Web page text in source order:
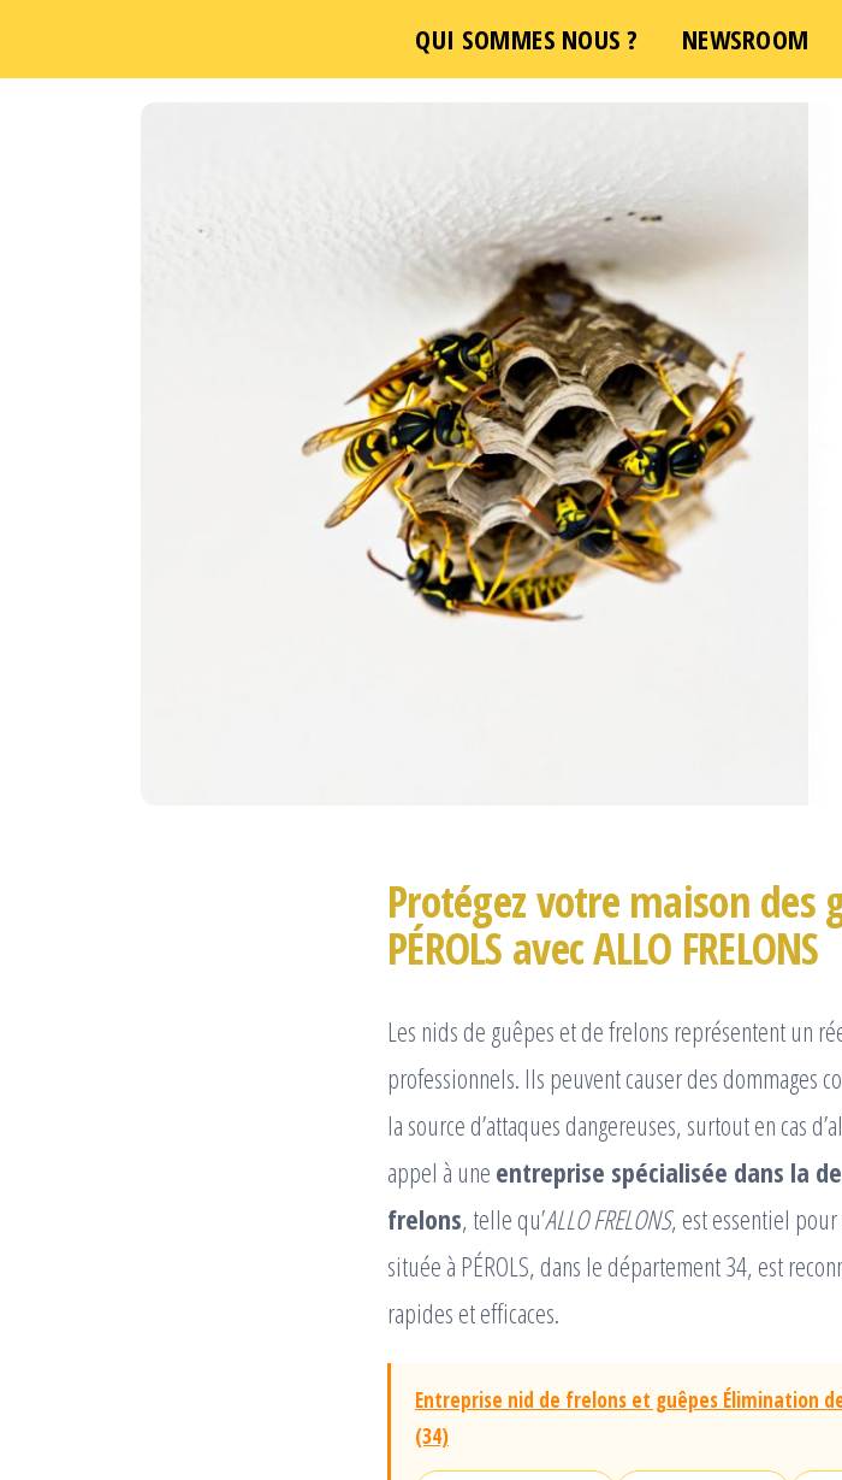
QUI SOMMES NOUS ? NEWSROOM
Passer
Protégez votre maison des
PÉROLS avec ALLO FRELONS
Les nids de guêpes et de frelons représentent un
professionnels. Ils peuvent causer des dommages
la source d’attaques dangereuses, surtout en cas
appel à une entreprise spécialisée dans la
frelons, telle qu’ALLO FRELONS, est essentiel
située à PÉROLS, dans le département 34, est
rapides et efficaces.
Entreprise nid de frelons et guêpes Élimination
(34)